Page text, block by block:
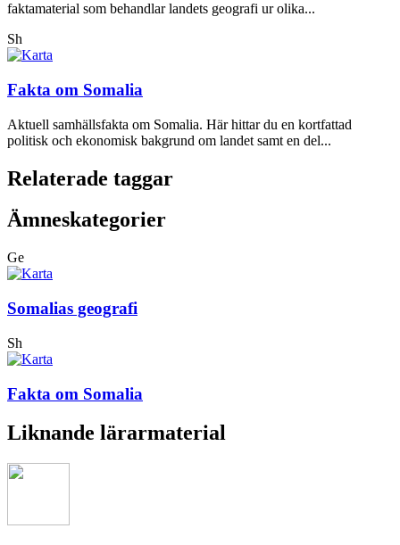
faktamaterial som behandlar landets geografi ur olika...
Sh
Fakta om Somalia
Aktuell samhällsfakta om Somalia. Här hittar du en kortfattad
politisk och ekonomisk bakgrund om landet samt en del...
Relaterade taggar
Ämneskategorier
Ge
Somalias geografi
Sh
Fakta om Somalia
Liknande lärarmaterial